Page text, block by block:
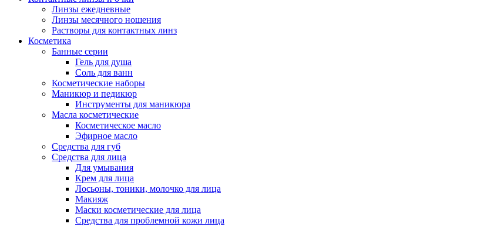
Линзы ежедневные
Линзы месячного ношения
Растворы для контактных линз
Косметика
Банные серии
Гель для душа
Соль для ванн
Косметические наборы
Маникюр и педикюр
Инструменты для маникюра
Масла косметические
Косметическое масло
Эфирное масло
Средства для губ
Средства для лица
Для умывания
Крем для лица
Лосьоны, тоники, молочко для лица
Макияж
Маски косметические для лица
Средства для проблемной кожи лица